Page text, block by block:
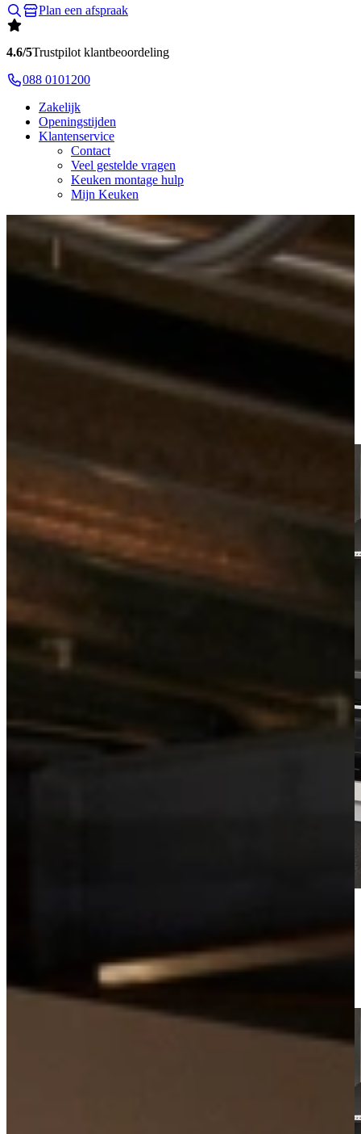
Plan een afspraak
4.6/5Trustpilot klantbeoordeling
088 0101200
Zakelijk
Openingstijden
Klantenservice
Contact
Veel gestelde vragen
Keuken montage hulp
Mijn Keuken
Actiekeukens
Actie Keuken Rianne 142
Kom langs in onze showroom, of maak gratis een afspraak